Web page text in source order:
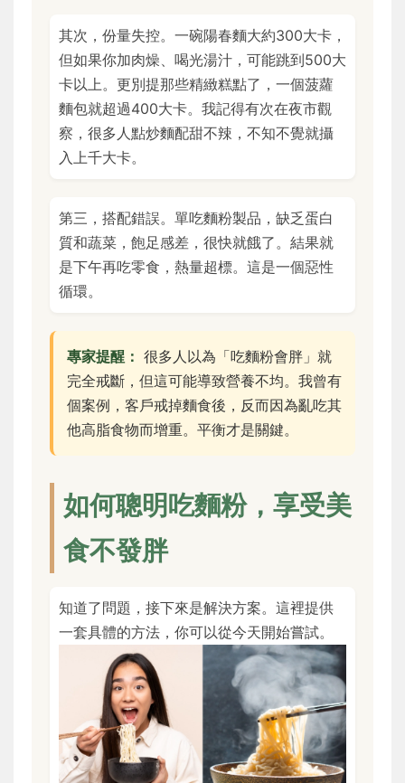
其次，份量失控。一碗陽春麵大約300大卡，
但如果你加肉燥、喝光湯汁，可能跳到500大
卡以上。更別提那些精緻糕點了，一個菠蘿
麵包就超過400大卡。我記得有次在夜市觀
察，很多人點炒麵配甜不辣，不知不覺就攝
入上千大卡。
第三，搭配錯誤。單吃麵粉製品，缺乏蛋白
質和蔬菜，飽足感差，很快就餓了。結果就
是下午再吃零食，熱量超標。這是一個惡性
循環。
專家提醒： 很多人以為「吃麵粉會胖」就
完全戒斷，但這可能導致營養不均。我曾有
個案例，客戶戒掉麵食後，反而因為亂吃其
他高脂食物而增重。平衡才是關鍵。
如何聰明吃麵粉，享受美
食不發胖
知道了問題，接下來是解決方案。這裡提供
一套具體的方法，你可以從今天開始嘗試。